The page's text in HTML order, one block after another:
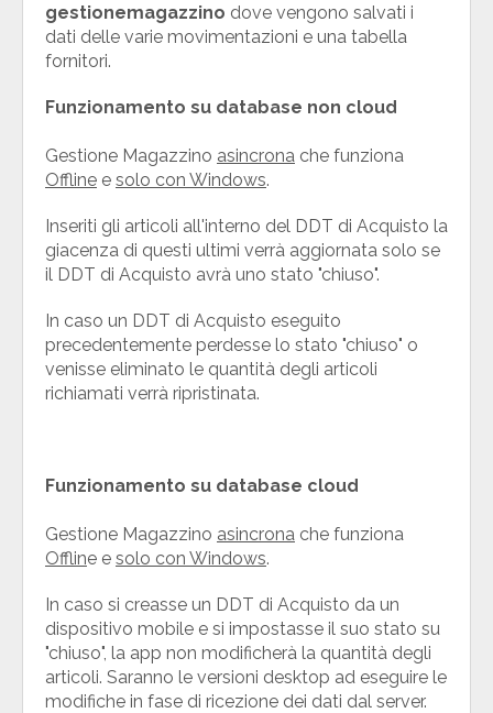
gestionemagazzino dove vengono salvati i
dati delle varie movimentazioni e una tabella
fornitori.
Funzionamento su database non cloud
Gestione Magazzino asincrona che funziona
Offline e solo con Windows.
Inseriti gli articoli all'interno del DDT di Acquisto la
giacenza di questi ultimi verrà aggiornata solo se
il DDT di Acquisto avrà uno stato "chiuso".
In caso un DDT di Acquisto eseguito
precedentemente perdesse lo stato "chiuso" o
venisse eliminato le quantità degli articoli
richiamati verrà ripristinata.
Funzionamento su database cloud
Gestione Magazzino asincrona che funziona
Offline e solo con Windows.
In caso si creasse un DDT di Acquisto da un
dispositivo mobile e si impostasse il suo stato su
"chiuso", la app non modificherà la quantità degli
articoli. Saranno le versioni desktop ad eseguire le
modifiche in fase di ricezione dei dati dal server.